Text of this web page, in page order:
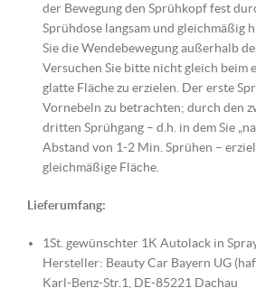
der Bewegung den Sprühkopf fest
Sprühdose langsam und gleichmäßig
Sie die Wendebewegung außerhalb
Versuchen Sie bitte nicht gleich beim
glatte Fläche zu erzielen. Der erste
Vornebeln zu betrachten; durch den
dritten Sprühgang – d.h. in dem Sie
Abstand von 1-2 Min. Sprühen –
gleichmäßige Fläche.
Lieferumfang:
1St. gewünschter 1K Autolack in
Hersteller: Beauty Car Bayern UG
Karl-Benz-Str.1, DE-85221 Dachau